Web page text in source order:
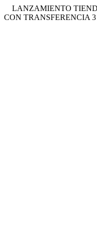
LANZAMIENTO
CON TRANSFERENCIA